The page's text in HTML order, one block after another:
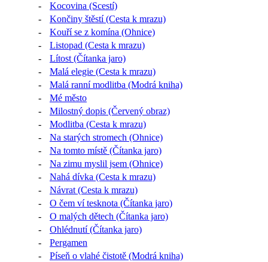
-
Kocovina (Scestí)
-
Končiny štěstí (Cesta k mrazu)
-
Kouří se z komína (Ohnice)
-
Listopad (Cesta k mrazu)
-
Lítost (Čítanka jaro)
-
Malá elegie (Cesta k mrazu)
-
Malá ranní modlitba (Modrá kniha)
-
Mé město
-
Milostný dopis (Červený obraz)
-
Modlitba (Cesta k mrazu)
-
Na starých stromech (Ohnice)
-
Na tomto místě (Čítanka jaro)
-
Na zimu myslil jsem (Ohnice)
-
Nahá dívka (Cesta k mrazu)
-
Návrat (Cesta k mrazu)
-
O čem ví tesknota (Čítanka jaro)
-
O malých dětech (Čítanka jaro)
-
Ohlédnutí (Čítanka jaro)
-
Pergamen
-
Píseň o vlahé čistotě (Modrá kniha)